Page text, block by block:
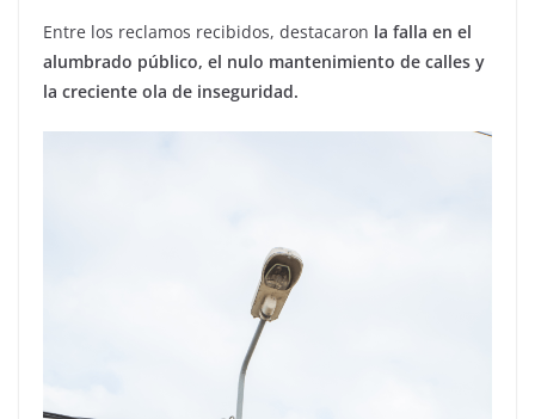
Entre los reclamos recibidos, destacaron la falla en el
alumbrado público, el nulo mantenimiento de calles y
la creciente ola de inseguridad.